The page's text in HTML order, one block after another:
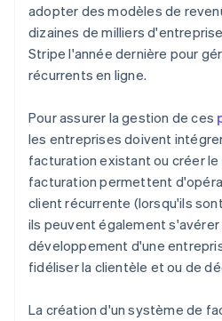
adopter des modèles de
dizaines de milliers
Stripe l'année dernière pour
récurrents en ligne.
Pour assurer la gestion de ces
les entreprises doivent
facturation existant ou créer le
facturation permettent
client récurrente (lorsqu'ils
ils peuvent également
développement d'une
fidéliser la clientèle et ou de
La création d'un système de